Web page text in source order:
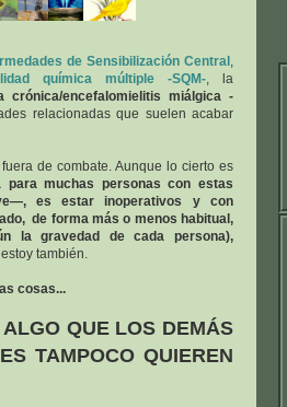
de Sensibilización Central ,
química múltiple -SQM-, la
crónica/encefalomielitis miálgica -
relacionadas que suelen acabar
de combate. Aunque lo cierto es
para muchas personas con estas
es estar inoperativos y con
de forma más o menos habitual,
la gravedad de cada persona),
también.
cosas...
QUE LOS DEMÁS
TAMPOCO QUIEREN